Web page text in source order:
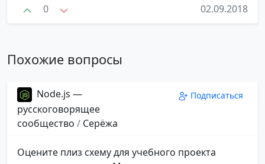
0 02.09.2018
Похожие вопросы
Node.js —
русскоговорящее
сообщество / Серёжа
Подписаться
Оцените плиз схему для учебного проекта